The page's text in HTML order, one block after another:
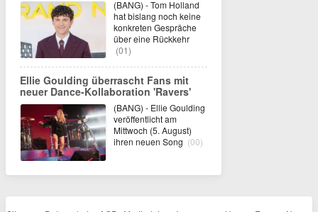
(BANG) - Tom Holland
hat bislang noch keine
konkreten Gespräche
über eine Rückkehr
(01)
Ellie Goulding überrascht Fans mit
neuer Dance-Kollaboration 'Ravers'
(BANG) - Ellie Goulding
veröffentlicht am
Mittwoch (5. August)
ihren neuen Song (00)